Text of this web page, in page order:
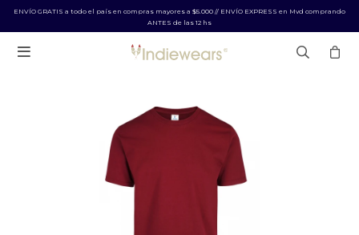
ENVÍO GRATIS a todo el país en compras mayores a $5.000 // ENVÍO EXPRESS en Mvd comprando
ANTES de las 12 hs
